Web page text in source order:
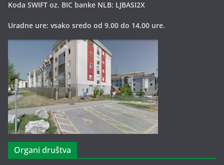
Koda SWIFT oz. BIC banke NLB: LJBASI2X
Uradne ure: vsako sredo od 9.00 do 14.00 ure.
Organi društva